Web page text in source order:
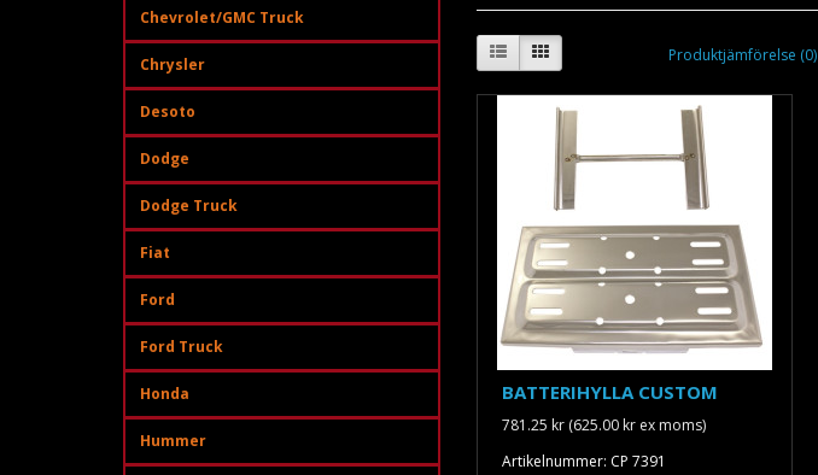
Chevrolet/GMC Truck
Chrysler
Desoto
Dodge
Dodge Truck
Fiat
Ford
Ford Truck
Honda
Hummer
Produktjämförelse (0)
BATTERIHYLLA CUSTOM
781.25 kr (625.00 kr ex moms)
Artikelnummer: CP 7391